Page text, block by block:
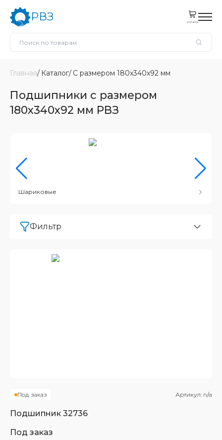
РВЗ корзина
Главная Каталог С размером 180x340x92 мм
Подшипники с размером
180x340x92 мм РВЗ
Шариковые
Фильтр
Под заказ Артикул: n/a
Подшипник 32736
Под заказ